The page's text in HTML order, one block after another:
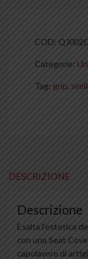
COD:
Categorie:
Tag: grip,
DESCRIZIONE
Descrizione
Esalta l’estetica
con una Seat
capolavoro di